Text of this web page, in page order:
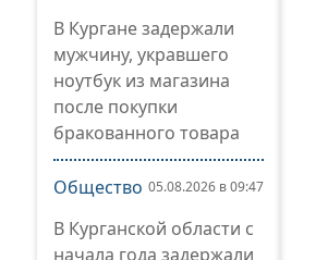
В Кургане задержали
мужчину, укравшего
ноутбук из магазина
после покупки
бракованного товара
Общество 05.08.2026 в 09:47
В Курганской области с
начала года задержали